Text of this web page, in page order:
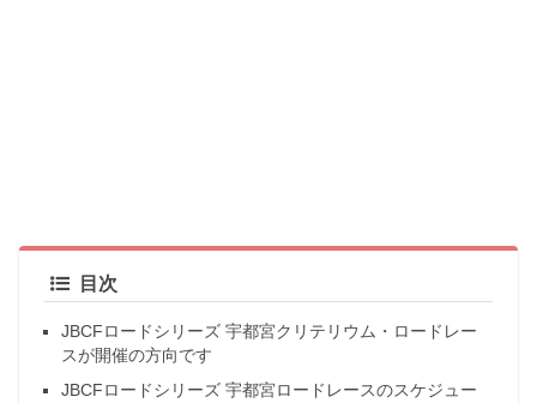
目次
JBCFロードシリーズ 宇都宮クリテリウム・ロードレー
スが開催の方向です
JBCFロードシリーズ 宇都宮ロードレースのスケジュー